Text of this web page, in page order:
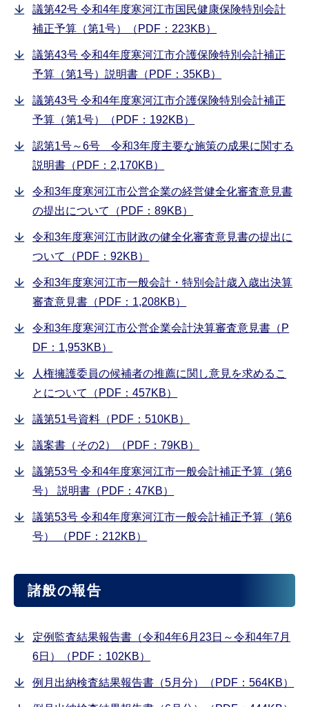
議第42号 令和4年度寒河江市国民健康保険特別会計
補正予算（第1号）（PDF：223KB）
議第43号 令和4年度寒河江市介護保険特別会計補正
予算（第1号）説明書（PDF：35KB）
議第43号 令和4年度寒河江市介護保険特別会計補正
予算（第1号）（PDF：192KB）
認第1号～6号 令和3年度主要な施策の成果に関する
説明書（PDF：2,170KB）
令和3年度寒河江市公営企業の経営健全化審査意見書
の提出について（PDF：89KB）
令和3年度寒河江市財政の健全化審査意見書の提出に
ついて（PDF：92KB）
令和3年度寒河江市一般会計・特別会計歳入歳出決算
審査意見書（PDF：1,208KB）
令和3年度寒河江市公営企業会計決算審査意見書（P
DF：1,953KB）
人権擁護委員の候補者の推薦に関し意見を求めるこ
とについて（PDF：457KB）
議第51号資料（PDF：510KB）
議案書（その2）（PDF：79KB）
議第53号 令和4年度寒河江市一般会計補正予算（第6
号） 説明書（PDF：47KB）
議第53号 令和4年度寒河江市一般会計補正予算（第6
号） （PDF：212KB）
諸般の報告
定例監査結果報告書（令和4年6月23日～令和4年7月
6日）（PDF：102KB）
例月出納検査結果報告書（5月分）（PDF：564KB）